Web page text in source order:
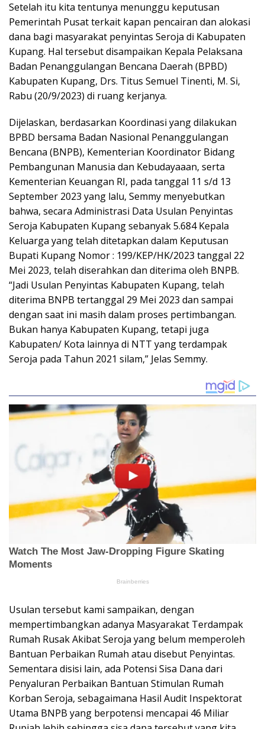
Setelah itu kita tentunya menunggu keputusan
Pemerintah Pusat terkait kapan pencairan dan alokasi
dana bagi masyarakat penyintas Seroja di Kabupaten
Kupang. Hal tersebut disampaikan Kepala Pelaksana
Badan Penanggulangan Bencana Daerah (BPBD)
Kabupaten Kupang, Drs. Titus Semuel Tinenti, M. Si,
Rabu (20/9/2023) di ruang kerjanya.
Dijelaskan, berdasarkan Koordinasi yang dilakukan
BPBD bersama Badan Nasional Penanggulangan
Bencana (BNPB), Kementerian Koordinator Bidang
Pembangunan Manusia dan Kebudayaaan, serta
Kementerian Keuangan RI, pada tanggal 11 s/d 13
September 2023 yang lalu, Semmy menyebutkan
bahwa, secara Administrasi Data Usulan Penyintas
Seroja Kabupaten Kupang sebanyak 5.684 Kepala
Keluarga yang telah ditetapkan dalam Keputusan
Bupati Kupang Nomor : 199/KEP/HK/2023 tanggal 22
Mei 2023, telah diserahkan dan diterima oleh BNPB.
“Jadi Usulan Penyintas Kabupaten Kupang, telah
diterima BNPB tertanggal 29 Mei 2023 dan sampai
dengan saat ini masih dalam proses pertimbangan.
Bukan hanya Kabupaten Kupang, tetapi juga
Kabupaten/ Kota lainnya di NTT yang terdampak
Seroja pada Tahun 2021 silam,” Jelas Semmy.
Usulan tersebut kami sampaikan, dengan
mempertimbangkan adanya Masyarakat Terdampak
Rumah Rusak Akibat Seroja yang belum memperoleh
Bantuan Perbaikan Rumah atau disebut Penyintas.
Sementara disisi lain, ada Potensi Sisa Dana dari
Penyaluran Perbaikan Bantuan Stimulan Rumah
Korban Seroja, sebagaimana Hasil Audit Inspektorat
Utama BNPB yang berpotensi mencapai 46 Miliar